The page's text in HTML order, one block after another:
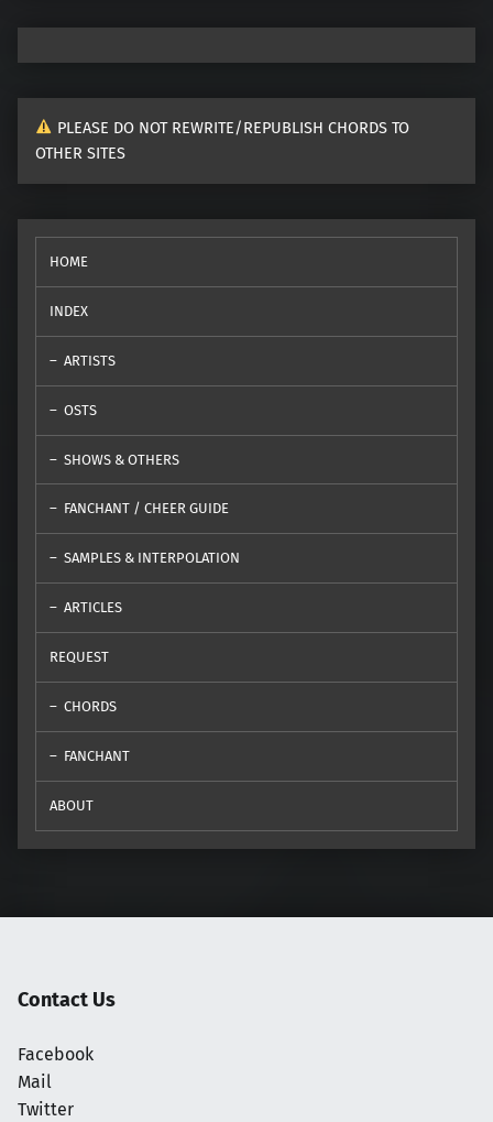
PLEASE DO NOT REWRITE/REPUBLISH CHORDS TO
OTHER SITES
HOME
INDEX
ARTISTS
OSTS
SHOWS & OTHERS
FANCHANT / CHEER GUIDE
SAMPLES & INTERPOLATION
ARTICLES
REQUEST
CHORDS
FANCHANT
ABOUT
Contact Us
Facebook
Mail
Twitter